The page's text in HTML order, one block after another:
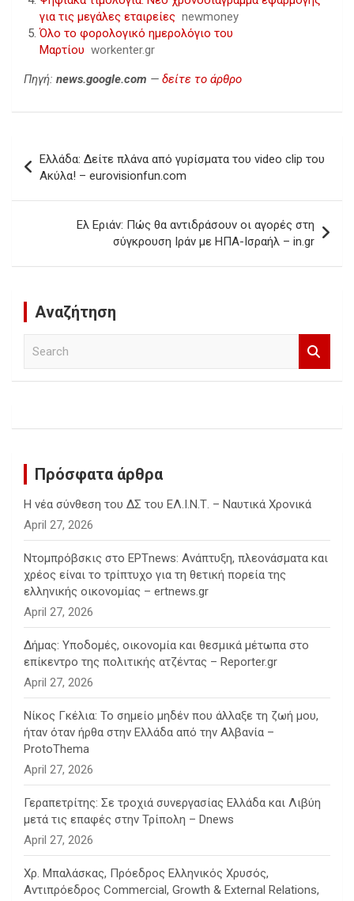
για τις μεγάλες εταιρείες newmoney
Όλο το φορολογικό ημερολόγιο του
Μαρτίου workenter.gr
Πηγή: news.google.com — δείτε το άρθρο
navigation
Ελλάδα: Δείτε πλάνα από γυρίσματα του video clip του
Ακύλα! – eurovisionfun.com
Ελ Εριάν: Πώς θα αντιδράσουν οι αγορές στη
σύγκρουση Ιράν με ΗΠΑ-Ισραήλ – in.gr
Αναζήτηση
h
Πρόσφατα άρθρα
Η νέα σύνθεση του ΔΣ του ΕΛ.Ι.Ν.Τ. – Ναυτικά Χρονικά
April 27, 2026
Ντομπρόβσκις στο ΕΡΤnews: Ανάπτυξη, πλεονάσματα και
χρέος είναι το τρίπτυχο για τη θετική πορεία της
ελληνικής οικονομίας – ertnews.gr
April 27, 2026
Δήμας: Υποδομές, οικονομία και θεσμικά μέτωπα στο
επίκεντρο της πολιτικής ατζέντας – Reporter.gr
April 27, 2026
Νίκος Γκέλια: Το σημείο μηδέν που άλλαξε τη ζωή μου,
ήταν όταν ήρθα στην Ελλάδα από την Αλβανία –
ProtoThema
April 27, 2026
Γεραπετρίτης: Σε τροχιά συνεργασίας Ελλάδα και Λιβύη
μετά τις επαφές στην Τρίπολη – Dnews
April 27, 2026
Χρ. Μπαλάσκας, Πρόεδρος Ελληνικός Χρυσός,
Αντιπρόεδρος Commercial, Growth & External Relations,